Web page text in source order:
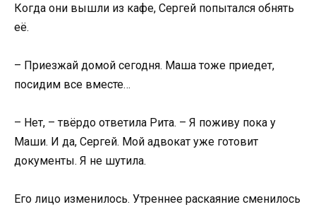
Когда они вышли из кафе, Сергей попытался обнять
её.
– Приезжай домой сегодня. Маша тоже приедет,
посидим все вместе…
– Нет, – твёрдо ответила Рита. – Я поживу пока у
Маши. И да, Сергей. Мой адвокат уже готовит
документы. Я не шутила.
Его лицо изменилось. Утреннее раскаяние сменилось